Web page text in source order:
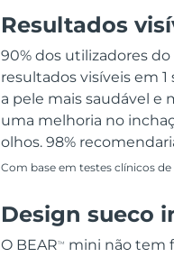
Resultados
90% dos utilizadores do
resultados visíveis em
a pele mais saudável e
uma melhoria no
olhos. 98%
Com base em testes clínicos
Design sueco
O BEARTM
mini não tem